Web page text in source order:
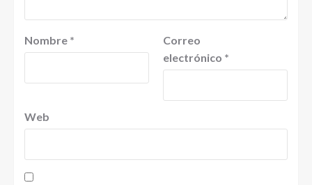
Nombre *
Correo
electrónico *
Web